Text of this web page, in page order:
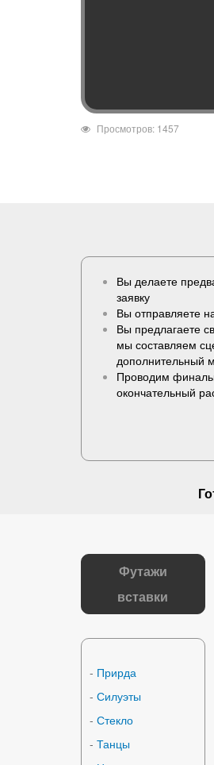
Просмотров: 1457
Вы делаете
заявку
Вы отправляете
Вы предлагаете
мы составляем
дополнительный
Проводим
окончательный
Футажи
вставки
- Прирда
- Силуэты
- Стекло
- Танцы